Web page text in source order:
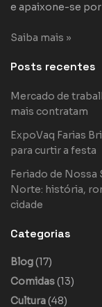
e apaixone-se
Saiba mais »
Posts recentes
Mercado de
mais contratam
ExpoVaq Farias
para curtir a festa
Feriado de Nossa
Norte: história,
cidade
Categorias
Blog(17)
Comidas(13)
Cultura(48)